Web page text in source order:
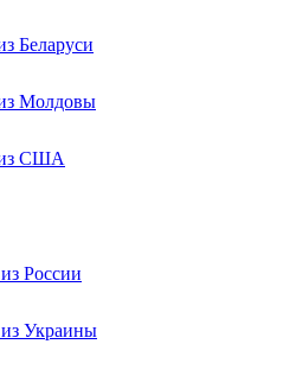
Беларуси
Молдовы
из США
России
Украины